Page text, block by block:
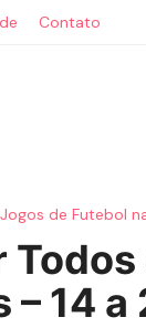
Contato
de Futebol
14